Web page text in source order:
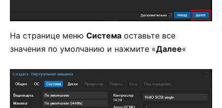
На странице меню Система оставьте все
значения по умолчанию и нажмите «Далее«